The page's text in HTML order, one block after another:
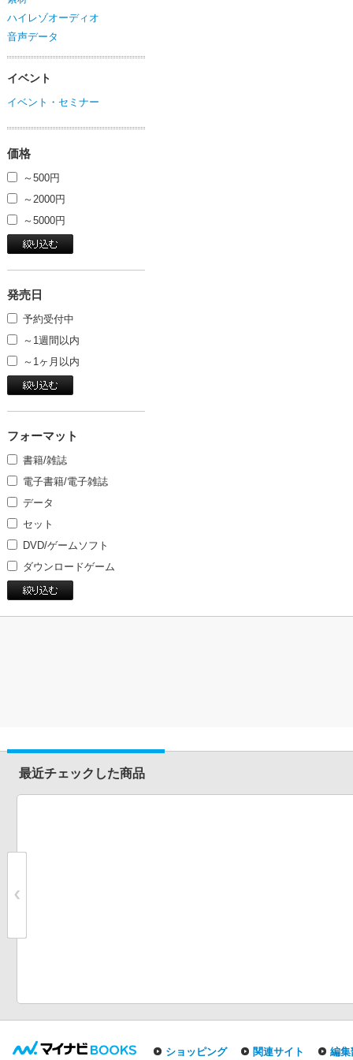
ハイレゾオーディオ
音声データ
イベント
イベント・セミナー
価格
～500円
～2000円
～5000円
発売日
予約受付中
～1週間以内
～1ヶ月以内
フォーマット
書籍/雑誌
電子書籍/電子雑誌
データ
セット
DVD/ゲームソフト
ダウンロードゲーム
最近チェックした商品
ショッピング 関連サイト 編集